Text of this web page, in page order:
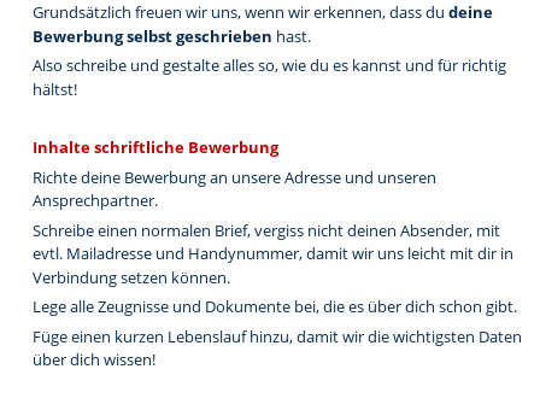
Grundsätzlich freuen wir uns, wenn wir erkennen, dass du deine
Bewerbung selbst geschrieben hast.
Also schreibe und gestalte alles so, wie du es kannst und für richtig
hältst!
Inhalte schriftliche Bewerbung
Richte deine Bewerbung an unsere Adresse und unseren
Ansprechpartner.
Schreibe einen normalen Brief, vergiss nicht deinen Absender, mit
evtl. Mailadresse und Handynummer, damit wir uns leicht mit dir in
Verbindung setzen können.
Lege alle Zeugnisse und Dokumente bei, die es über dich schon gibt.
Füge einen kurzen Lebenslauf hinzu, damit wir die wichtigsten Daten
über dich wissen!